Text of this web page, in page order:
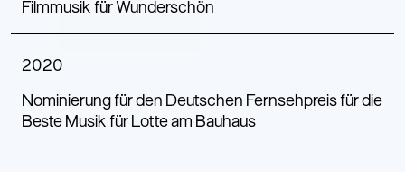
Filmmusik für Wunderschön
2020
Nominierung für den Deutschen Fernsehpreis für die
Beste Musik für Lotte am Bauhaus